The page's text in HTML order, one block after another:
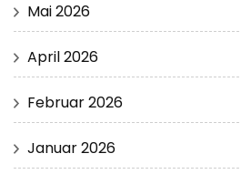
Mai 2026
April 2026
Februar 2026
Januar 2026